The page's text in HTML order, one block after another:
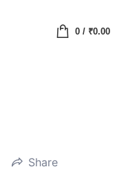
0/ ₹0.00
Share